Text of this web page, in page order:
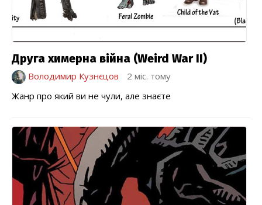
Друга химерна війна (Weird War II)
Володимир Кузнєцов
2 міс. тому
Жанр про який ви не чули, але знаєте